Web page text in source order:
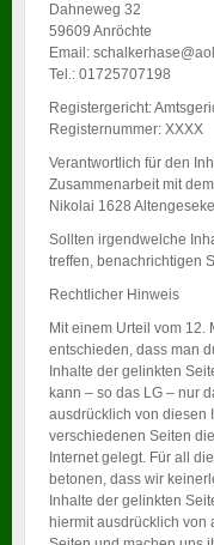
Dahneweg 32
59609 Anröchte
Email:
Tel.: 01725707198
Registergericht:
Registernummer: XXXX
Verantwortlich für den
Zusammenarbeit mit
Nikolai 1628
Sollten irgendwelche
treffen, benachrichtigen
Rechtlicher Hinweis
Mit einem Urteil vom 12.
entschieden, dass man
Inhalte der gelinkten
kann – so das LG – nur
ausdrücklich von diesen
verschiedenen Seiten
Internet gelegt. Für all
betonen, dass wir
Inhalte der gelinkten
hiermit ausdrücklich von